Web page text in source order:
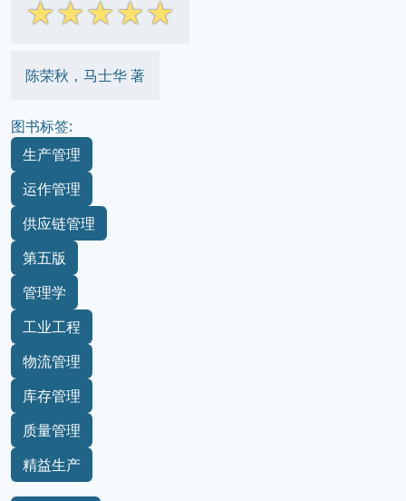
☆☆☆☆☆
陈荣秋，马士华 著
图书标签:
生产管理
运作管理
供应链管理
第五版
管理学
工业工程
物流管理
库存管理
质量管理
精益生产